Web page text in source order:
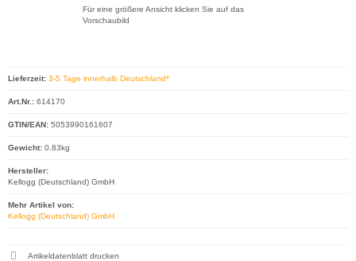
Für eine größere Ansicht klicken Sie auf das
Vorschaubild
Lieferzeit: 3-5 Tage innerhalb Deutschland*
Art.Nr.: 614170
GTIN/EAN: 5053990161607
Gewicht: 0.83kg
Hersteller:
Kellogg (Deutschland) GmbH
Mehr Artikel von:
Kellogg (Deutschland) GmbH
Artikeldatenblatt drucken